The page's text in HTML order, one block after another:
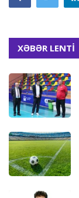
XƏBƏR LENTİ